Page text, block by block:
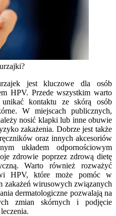
jest kluczowe dla osób
HPV. Przede wszystkim warto
kontaktu ze skórą osób
W miejscach publicznych,
nosić klapki lub inne obuwie
zakażenia. Dobrze jest także
oraz innych akcesoriów
układem odpornościowym
zdrowie poprzez zdrową dietę
Warto również rozważyć
HPV, które może pomóc w
zakażeń wirusowych związanych
dermatologiczne pozwalają na
zmian skórnych i podjęcie